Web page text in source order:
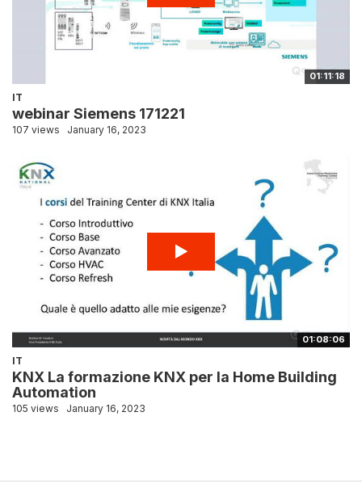
01:11:18
IT
webinar Siemens 171221
107 views January 16, 2023
01:08:06
IT
KNX La formazione KNX per la Home Building
Automation
105 views January 16, 2023